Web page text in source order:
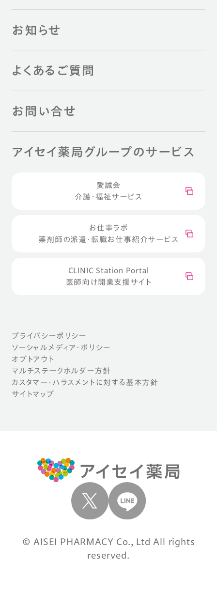
お知らせ
よくあるご質問
お問い合せ
アイセイ薬局グループのサービス
愛誠会
介護・福祉サービス
お仕事ラボ
薬剤師の派遣・転職お仕事紹介サービス
CLINIC Station Portal
医師向け開業支援サイト
プライバシーポリシー
ソーシャルメディア・ポリシー
オプトアウト
マルチステークホルダー方針
カスタマー・ハラスメントに対する基本方針
サイトマップ
© AISEI PHARMACY Co., Ltd All rights
reserved.